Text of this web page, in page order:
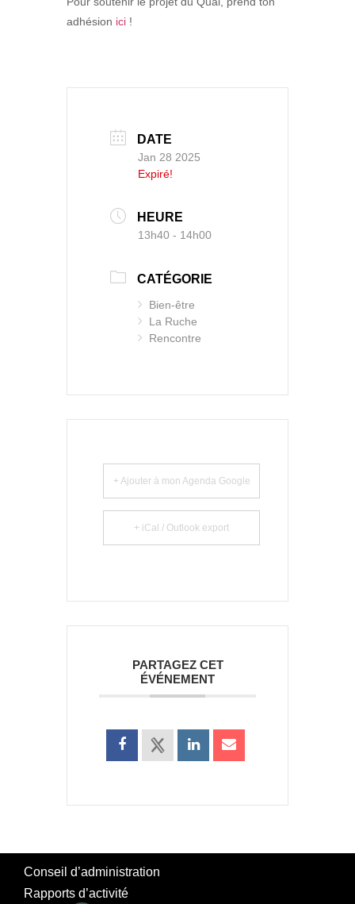
adhésion ici !
DATE
Jan 28 2025
Expiré!
HEURE
13h40 - 14h00
CATÉGORIE
Bien-être
La Ruche
Rencontre
+ Ajouter à mon Agenda Google
+ iCal / Outlook export
PARTAGEZ CET
ÉVÉNEMENT
Conseil d’administration
Rapports d’activité